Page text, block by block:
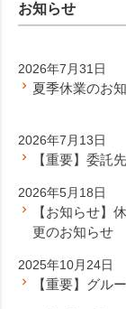
お知らせ
2026年7月31日
夏季休業のお
2026年7月13日
【重要】委託
2026年5月18日
【お知らせ】
更のお知らせ
2025年10月24日
【重要】グル